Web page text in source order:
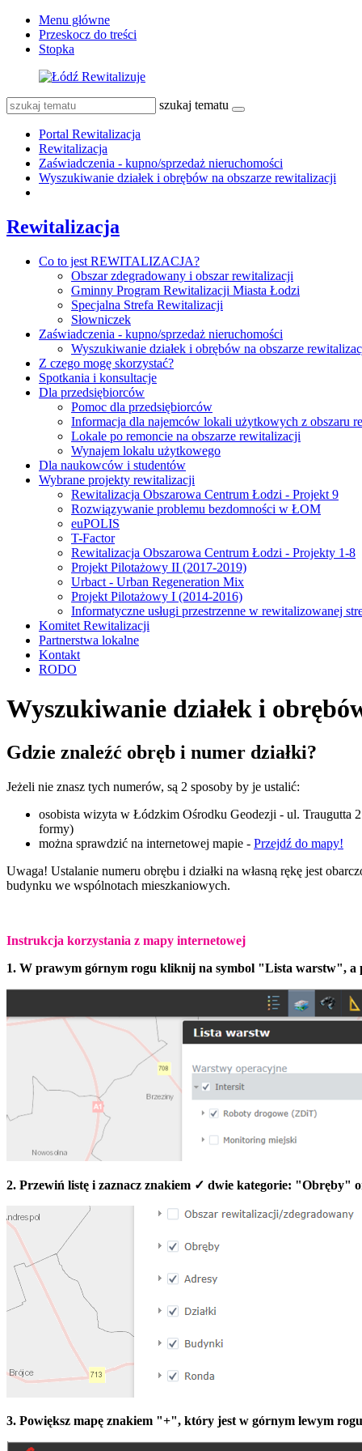
Menu główne
Przeskocz do treści
Stopka
szukaj tematu
Portal Rewitalizacja
Rewitalizacja
Zaświadczenia - kupno/sprzedaż nieruchomości
Wyszukiwanie działek i obrębów na obszarze rewitalizacji
Rewitalizacja
Co to jest REWITALIZACJA?
Obszar zdegradowany i obszar rewitalizacji
Gminny Program Rewitalizacji Miasta Łodzi
Specjalna Strefa Rewitalizacji
Słowniczek
Zaświadczenia - kupno/sprzedaż nieruchomości
Wyszukiwanie działek i obrębów na obszarze
Z czego mogę skorzystać?
Spotkania i konsultacje
Dla przedsiębiorców
Pomoc dla przedsiębiorców
Informacja dla najemców lokali użytkowych z obszaru
Lokale po remoncie na obszarze rewitalizacji
Wynajem lokalu użytkowego
Dla naukowców i studentów
Wybrane projekty rewitalizacji
Rewitalizacja Obszarowa Centrum Łodzi - Projekt 9
Rozwiązywanie problemu bezdomności w ŁOM
euPOLIS
T-Factor
Rewitalizacja Obszarowa Centrum Łodzi - Projekty 1-8
Projekt Pilotażowy II (2017-2019)
Urbact - Urban Regeneration Mix
Projekt Pilotażowy I (2014-2016)
Informatyczne usługi przestrzenne w rewitalizowanej
Komitet Rewitalizacji
Partnerstwa lokalne
Kontakt
RODO
Wyszukiwanie działek i
Gdzie znaleźć obręb i numer działki?
Jeżeli nie znasz tych numerów, są 2 sposoby by je ustalić:
osobista wizyta w Łódzkim Ośrodku Geodezji - ul. Traugutta
formy)
można sprawdzić na internetowej mapie - Przejdź do mapy!
Uwaga! Ustalanie numeru obrębu i działki na własną rękę jest
budynku we wspólnotach mieszkaniowych.
Instrukcja korzystania z mapy internetowej
1. W prawym górnym rogu kliknij na symbol "Lista warstw",
2. Przewiń listę i zaznacz znakiem ✓ dwie kategorie: "Obręby"
3. Powiększ mapę znakiem "+", który jest w górnym lewym